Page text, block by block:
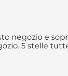
negozio e
5 stelle